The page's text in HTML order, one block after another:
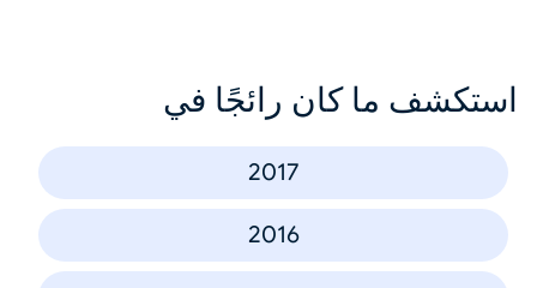
استكشف ما كان رائجًا في
2017
2016